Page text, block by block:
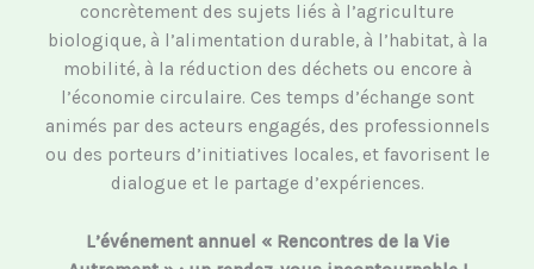
concrètement des sujets liés à l’agriculture
biologique, à l’alimentation durable, à l’habitat, à la
mobilité, à la réduction des déchets ou encore à
l’économie circulaire. Ces temps d’échange sont
animés par des acteurs engagés, des professionnels
ou des porteurs d’initiatives locales, et favorisent le
dialogue et le partage d’expériences.
L’événement annuel « Rencontres de la Vie